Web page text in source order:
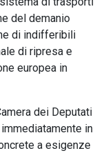
del demanio
di indifferibili
di ripresa e
europea in
dei Deputati
in
a esigenze